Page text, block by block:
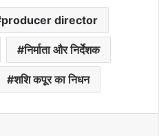
producer director
निर्माता और निर्देशक
शशि कपूर का निधन